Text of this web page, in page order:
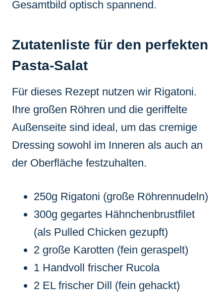
Gesamtbild optisch spannend.
Zutatenliste für den perfekten
Pasta-Salat
Für dieses Rezept nutzen wir Rigatoni.
Ihre großen Röhren und die geriffelte
Außenseite sind ideal, um das cremige
Dressing sowohl im Inneren als auch an
der Oberfläche festzuhalten.
250g Rigatoni (große Röhrennudeln)
300g gegartes Hähnchenbrustfilet
(als Pulled Chicken gezupft)
2 große Karotten (fein geraspelt)
1 Handvoll frischer Rucola
2 EL frischer Dill (fein gehackt)